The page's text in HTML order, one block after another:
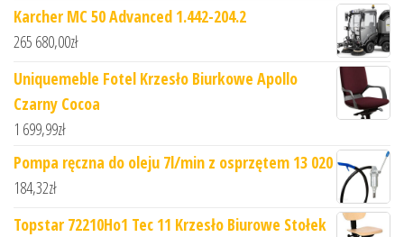
Karcher MC 50 Advanced 1.442-204.2
265 680,00zł
Uniquemeble Fotel Krzesło Biurkowe Apollo
Czarny Cocoa
1 699,99zł
Pompa ręczna do oleju 7l/min z osprzętem 13 020
184,32zł
Topstar 72210Ho1 Tec 11 Krzesło Biurowe Stołek